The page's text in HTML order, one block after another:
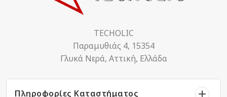
TECHOLIC
Παραμυθιάς 4, 15354
Γλυκά Νερά, Αττική, Ελλάδα
Πληροφορίες Καταστήματος